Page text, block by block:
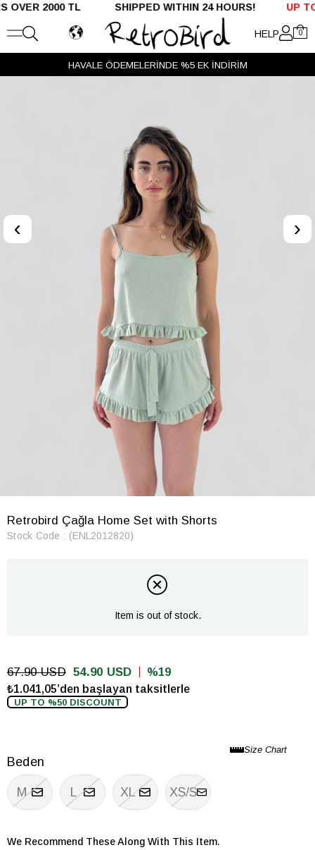
2000 TL SHIPPED WITHIN 24 HOURS! UP TO
HELP 0
HAVALE ÖDEMELERİNDE %5 EK İNDİRİM
‹ ›
Retrobird Çağla Home Set with Shorts
Stock Code (ENL2012820)
Item is out of stock.
67.90 USD 54.90 USD
19
₺1.041,05’den başlayan taksitlerle
UP TO %50 DISCOUNT
Beden
M L XL XS/S
We Recommend These Along With This Item.